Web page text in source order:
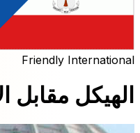
Friendly International
الهيكل مقابل